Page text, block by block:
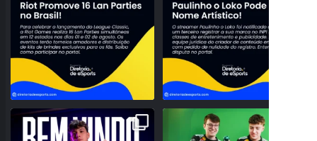
NOVO TOPO NO RIFT! FLUXO W7M
ANUNCIA A CHEGADA DE
O BRASIL DOMINANDO O SERVIDOR!
GUARANÁ ANTARCTICA